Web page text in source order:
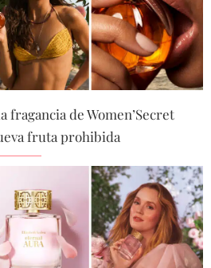
fragancia de Women’Secret
fruta prohibida